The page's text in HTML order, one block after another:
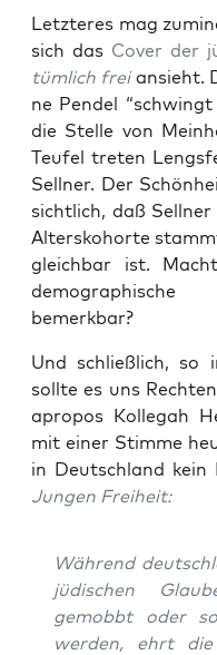
Letz­te­res mag
sich das Cover der
tüm­lich freiansieht.
ne Pen­del
die Stel­le von
Teu­fel tre­ten
Sell­ner. Der
sicht­lich, daß
Alters­ko­hor­te
gleich­bar ist.
demo­gra­phi­sche
bemerkbar?
Und schließ­lich, so
soll­te es uns
apro­pos Kol­le­gah
mit einer Stim­me
in Deutsch­land kein
Jun­gen Freiheit:
Wäh­rend
jüdi­schen
gemobbt oder
wer­den, ehrt die